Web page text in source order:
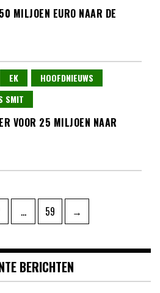
MILJOEN EURO NAAR DE
EK
HOOFDNIEUWS
SMIT
VOOR 25 MILJOEN NAAR
… Pagina
59 →
BERICHTEN